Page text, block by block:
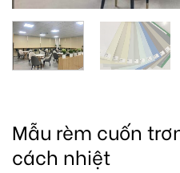
Mẫu rèm cuốn
cách nhiệt